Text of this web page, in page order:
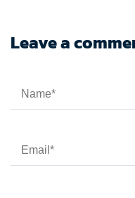
Leave a